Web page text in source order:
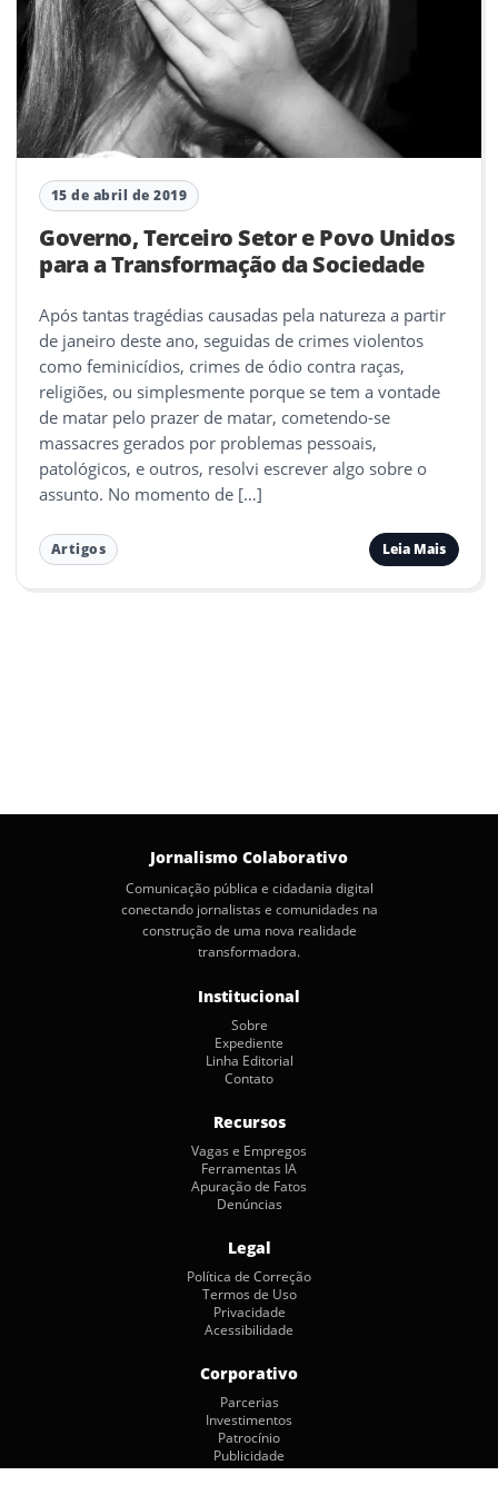
15 de abril de 2019
Governo, Terceiro Setor e Povo Unidos
para a Transformação da Sociedade
Após tantas tragédias causadas pela natureza a partir
de janeiro deste ano, seguidas de crimes violentos
como feminicídios, crimes de ódio contra raças,
religiões, ou simplesmente porque se tem a vontade
de matar pelo prazer de matar, cometendo-se
massacres gerados por problemas pessoais,
patológicos, e outros, resolvi escrever algo sobre o
assunto. No momento de […]
Artigos Leia Mais
Jornalismo Colaborativo
Comunicação pública e cidadania digital
conectando jornalistas e comunidades na
construção de uma nova realidade
transformadora.
Institucional
Sobre
Expediente
Linha Editorial
Contato
Recursos
Vagas e Empregos
Ferramentas IA
Apuração de Fatos
Denúncias
Legal
Política de Correção
Termos de Uso
Privacidade
Acessibilidade
Corporativo
Parcerias
Investimentos
Patrocínio
Publicidade